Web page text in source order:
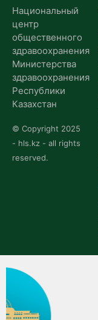
Национальный
центр
общественного
здравоохранения
Министерства
здравоохранения
Республики
Казахстан
© Copyright 2025
- hls.kz - all rights
reserved.